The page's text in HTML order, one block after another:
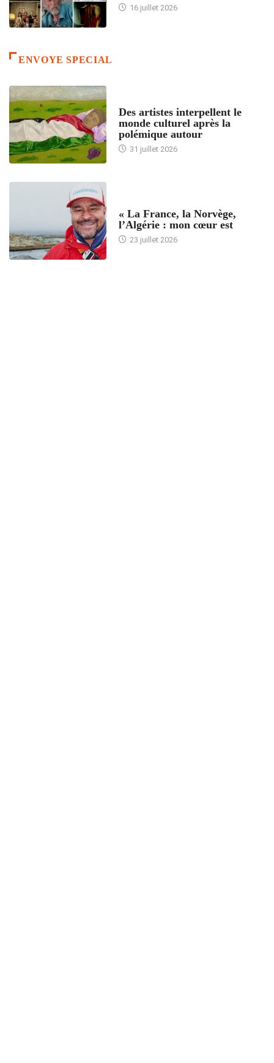
16 juillet 2026
ENVOYE SPECIAL
Des artistes interpellent le
monde culturel après la
polémique autour
31 juillet 2026
« La France, la Norvège,
l’Algérie : mon cœur est
23 juillet 2026